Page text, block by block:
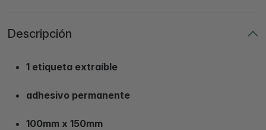
Descripción
1 etiqueta extraíble
adhesivo permanente
100mm x 150mm